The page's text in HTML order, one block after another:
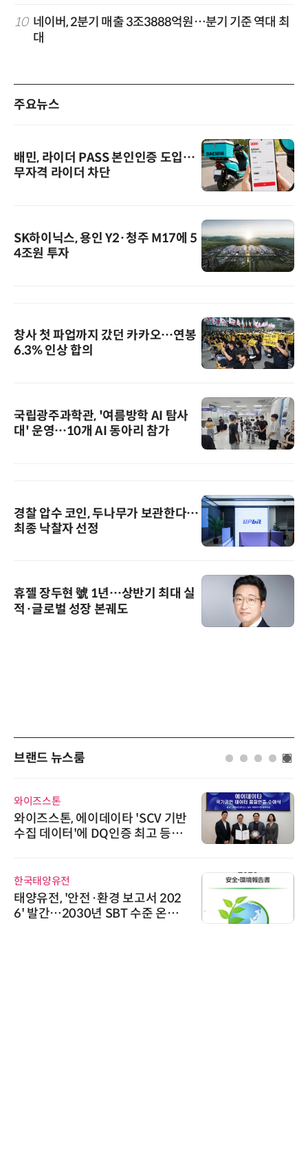
10 네이버, 2분기 매출 3조3888억원…분기 기준 역대 최
대
주요뉴스
배민, 라이더 PASS 본인인증 도입…
무자격 라이더 차단
SK하이닉스, 용인 Y2·청주 M17에 5
4조원 투자
창사 첫 파업까지 갔던 카카오…연봉
6.3% 인상 합의
국립광주과학관, '여름방학 AI 탐사
대' 운영…10개 AI 동아리 참가
경찰 압수 코인, 두나무가 보관한다…
최종 낙찰자 선정
휴젤 장두현 號 1년…상반기 최대 실
적·글로벌 성장 본궤도
브랜드 뉴스룸
와이즈스톤
와이즈스톤, 에이데이타 'SCV 기반
수집 데이터'에 DQ인증 최고 등급
한국태양유전
태양유전, '안전·환경 보고서 202
6' 발간…2030년 SBT 수준 온실